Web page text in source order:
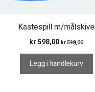
Kastespill m/målskive
kr 598,00 kr 598,00
Legg i handlekurv